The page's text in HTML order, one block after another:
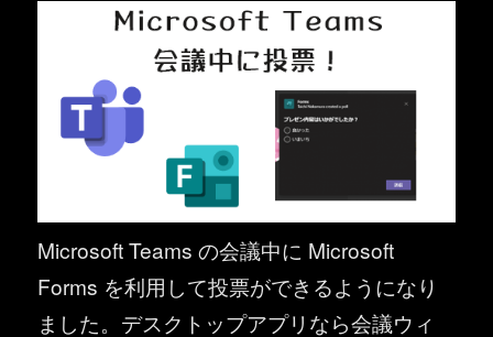
Microsoft Teams の会議中に Microsoft
Forms を利用して投票ができるようになり
ました。デスクトップアプリなら会議ウィ